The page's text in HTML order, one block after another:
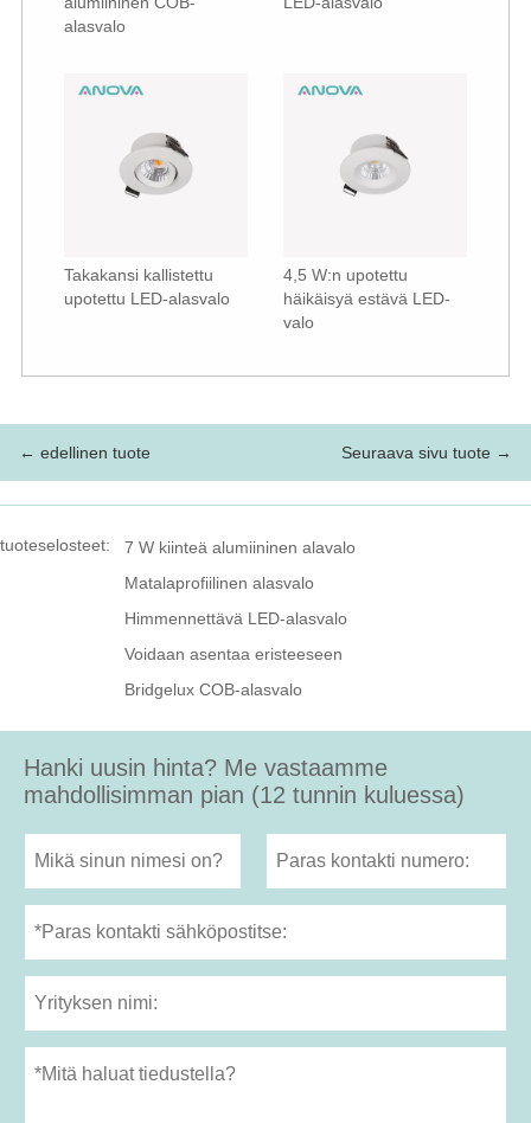
alasvalo
Takakansi kallistettu
upotettu LED-alasvalo
4,5 W:n upotettu
häikäisyä estävä LED-
valo
← edellinen tuote Seuraava sivu tuote →
tuoteselosteet:
7 W kiinteä alumiininen alavalo
Matalaprofiilinen alasvalo
Himmennettävä LED-alasvalo
Voidaan asentaa eristeeseen
Bridgelux COB-alasvalo
Hanki uusin hinta? Me vastaamme
mahdollisimman pian (12 tunnin kuluessa)